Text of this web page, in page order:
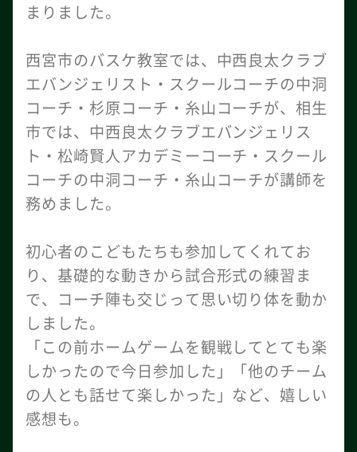
まりました。
西宮市のバスケ教室では、中西良太クラブ
エバンジェリスト・スクールコーチの中洞
コーチ・杉原コーチ・糸山コーチが、相生
市では、中西良太クラブエバンジェリス
ト・松崎賢人アカデミーコーチ・スクール
コーチの中洞コーチ・糸山コーチが講師を
務めました。
初心者のこどもたちも参加してくれてお
り、基礎的な動きから試合形式の練習ま
で、コーチ陣も交じって思い切り体を動か
しました。
「この前ホームゲームを観戦してとても楽
しかったので今日参加した」「他のチーム
の人とも話せて楽しかった」など、嬉しい
感想も。